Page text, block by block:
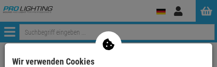
Anmelden
Menü
Weiter einkaufen ProLighting
Wir verwenden Cookies